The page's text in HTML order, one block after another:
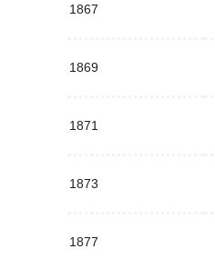
1867
1869
1871
1873
1877